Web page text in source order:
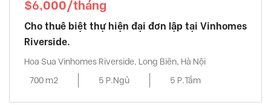
$6,000/tháng
Cho thuê biệt thự hiện đại đơn lập tại Vinhomes
Riverside.
Hoa Sua Vinhomes Riverside, Long Biên, Hà Nội
700 m2
5 P.Ngủ 5 P.Tắm